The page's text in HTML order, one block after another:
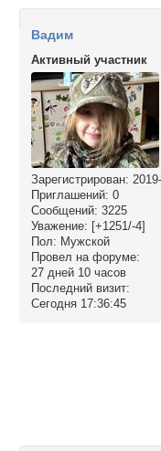
Вадим
Активный участник
Зарегистрирован:
Приглашений: 0
Сообщений: 3225
Уважение: [+1251/-4]
Пол: Мужской
Провел на форуме:
27 дней 10 часов
Последний визит:
Сегодня 17:36:45